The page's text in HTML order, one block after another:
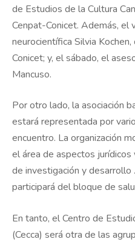
de Estudios de la Cultura
Cenpat-Conicet. Además, el
neurocientífica Silvia
Conicet; y, el sábado, el
Mancuso.
Por otro lado, la asociación
estará representada por
encuentro. La organización
el área de aspectos
de investigación y desarrollo
participará del bloque de
En tanto, el Centro de
(Cecca) será otra de las